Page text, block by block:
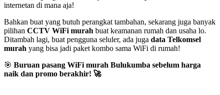
internetan di mana aja!
Bahkan buat yang butuh perangkat tambahan, sekarang juga banyak
pilihan CCTV WiFi murah buat keamanan rumah dan usaha lo.
Ditambah lagi, buat pengguna seluler, ada juga data Telkomsel
murah yang bisa jadi paket kombo sama WiFi di rumah!
🎯 Buruan pasang WiFi murah Bulukumba sebelum harga
naik dan promo berakhir! 🚀